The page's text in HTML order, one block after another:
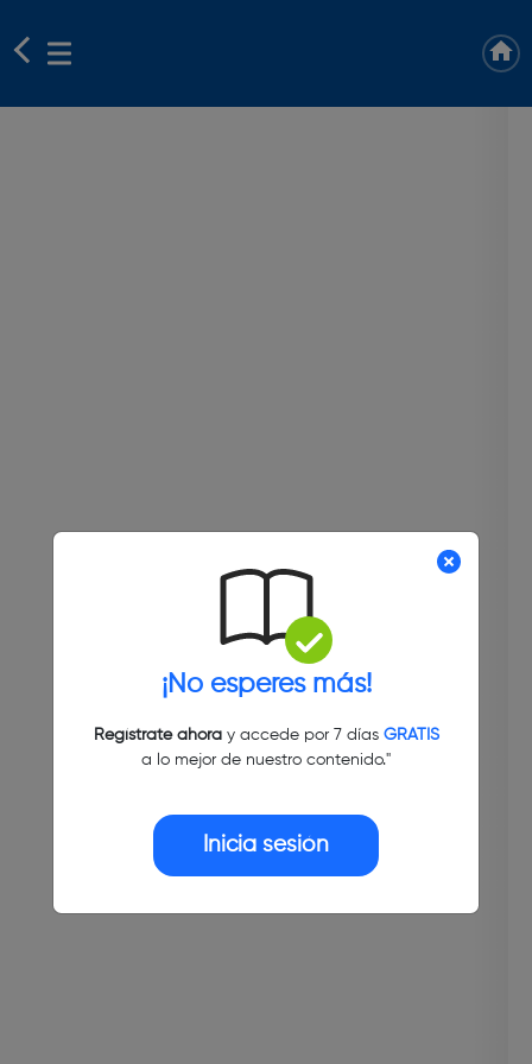
¡No esperes más!
Regístrate ahoray accede por 7 días GRATIS
a lo mejor de nuestro contenido."
Inicia sesión